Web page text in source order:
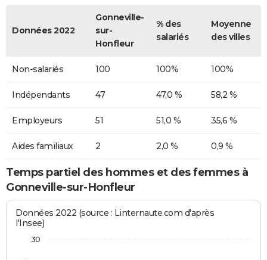
Données 2022
Gonneville-
sur-
Honfleur
% des
salariés
Moyenne
des villes
Non-salariés 100 100% 100%
Indépendants 47 47,0 % 58,2 %
Employeurs 51 51,0 % 35,6 %
Aides familiaux 2 2,0 % 0,9 %
Temps partiel des hommes et des femmes à
Gonneville-sur-Honfleur
Données 2022 (source : Linternaute.com d'après
l'Insee)
30